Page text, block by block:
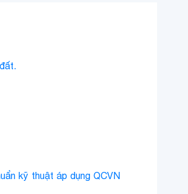
kỹ thuật áp dụng QCVN